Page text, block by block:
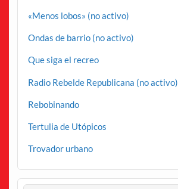
«Menos lobos» (no activo)
Ondas de barrio (no activo)
Que siga el recreo
Radio Rebelde Republicana (no activo)
Rebobinando
Tertulia de Utópicos
Trovador urbano